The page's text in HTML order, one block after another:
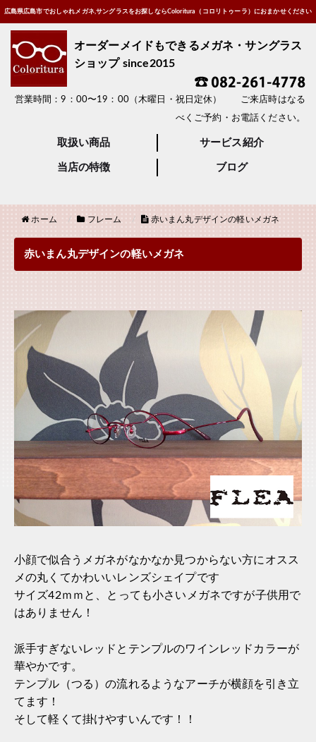
広島県広島市でおしゃれメガネ,サングラスをお探しならColoritura（コロリトゥーラ）におまかせください
オーダーメイドもできるメガネ・サングラス
ショップ since2015
営業時間：9：00〜19：00（木曜日・祝日定休） ご来店時はなる
べくご予約・お電話ください。
取扱い商品 サービス紹介
当店の特徴 ブログ
ホーム フレーム 赤いまん丸デザインの軽いメガネ
赤いまん丸デザインの軽いメガネ
小顔で似合うメガネがなかなか見つからない方にオスス
メの丸くてかわいいレンズシェイプです
サイズ42ｍｍと、とっても小さいメガネですが子供用で
はありません！
派手すぎないレッドとテンプルのワインレッドカラーが
華やかです。
テンプル（つる）の流れるようなアーチが横顔を引き立
てます！
そして軽くて掛けやすいんです！！